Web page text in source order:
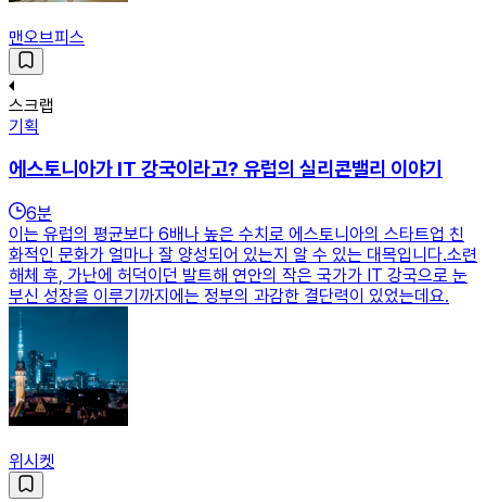
맨오브피스
스크랩
기획
에스토니아가 IT 강국이라고? 유럽의 실리콘밸리 이야기
6분
이는 유럽의 평균보다 6배나 높은 수치로 에스토니아의 스타트업 친
화적인 문화가 얼마나 잘 양성되어 있는지 알 수 있는 대목입니다.​소련
해체 후, 가난에 허덕이던 발트해 연안의 작은 국가가 IT 강국으로 눈
부신 성장을 이루기까지에는 정부의 과감한 결단력이 있었는데요.
위시켓